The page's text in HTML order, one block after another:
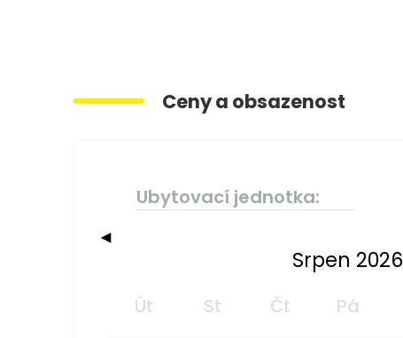
Ceny a obsazenost
Ubytovací jednotka:
◀
Srpen 2026
Út St Čt Pá